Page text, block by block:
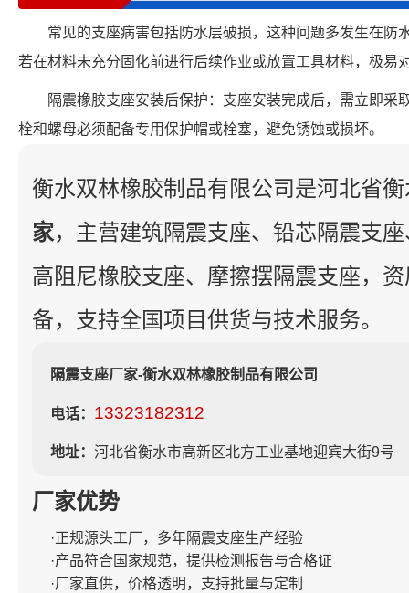
常见的支座病害包括防水层破损，这种问题多发生在防
若在材料未充分固化前进行后续作业或放置工具材料，极易
隔震橡胶支座安装后保护：支座安装完成后，需立即采
栓和螺母必须配备专用保护帽或栓塞，避免锈蚀或损坏。
衡水双林橡胶制品有限公司是河北省
家，主营建筑隔震支座、铅芯隔震支
高阻尼橡胶支座、摩擦摆隔震支座，
备，支持全国项目供货与技术服务。
隔震支座厂家-衡水双林橡胶制品有限公司
电话： 13323182312
地址： 河北省衡水市高新区北方工业基地迎宾大街9号
厂家优势
·正规源头工厂，多年隔震支座生产经验
·产品符合国家规范，提供检测报告与合格证
·厂家直供，价格透明，支持批量与定制